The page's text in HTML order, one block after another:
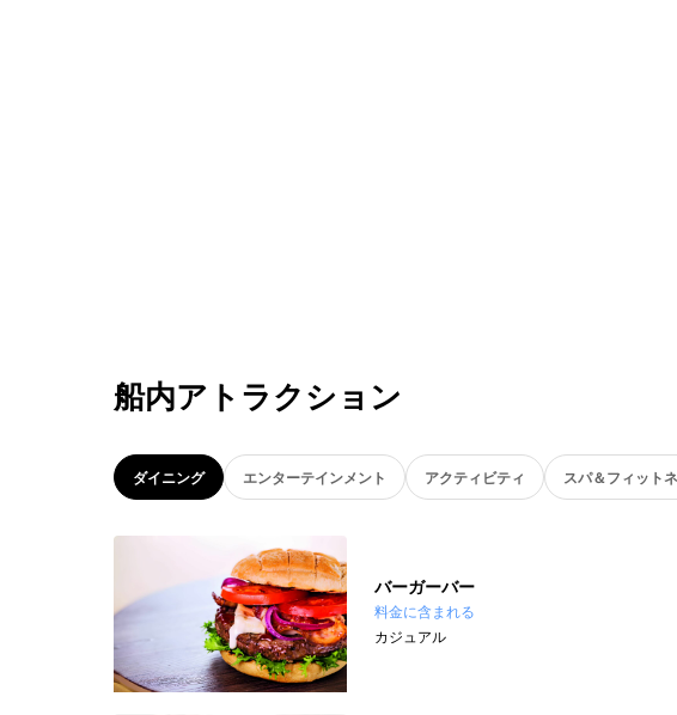
船内アトラクション
ダイニング エンターテインメント アクティビティ スパ＆フィット
バーガーバー
料金に含まれる
カジュアル